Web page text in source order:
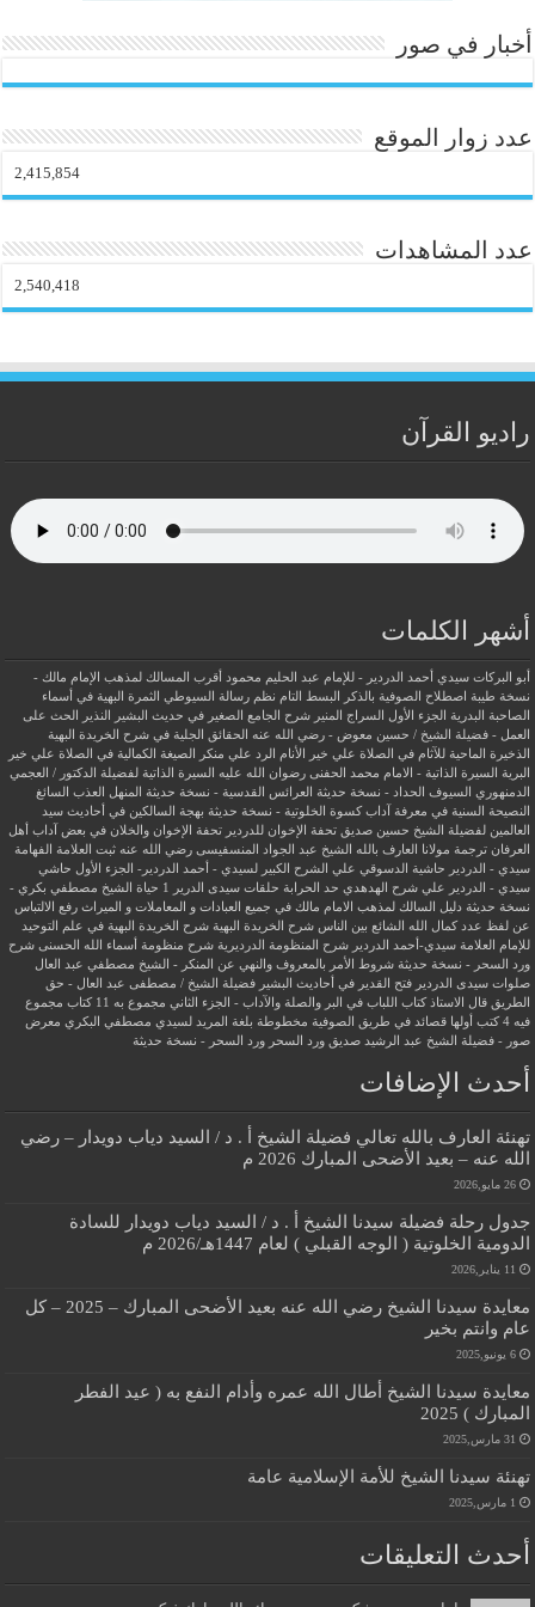
أخبار في صور
عدد زوار الموقع
2,415,854
عدد المشاهدات
2,540,418
راديو القرآن
أشهر الكلمات
أبو البركات سيدي أحمد الدردير - للإمام عبد الحليم محمود
أقرب المسالك لمذهب الإمام مالك -
نسخة طيبة اصطلاح الصوفية بالذكر البسط التام نظم رسالة السيوطي
الثمرة البهية في أسماء
الصاحبة البدرية
الجزء الأول السراج المنير شرح الجامع الصغير في حديث البشير النذير
الحث على
العمل - فضيلة الشيخ / حسين معوض - رضي الله عنه
الحقائق الجلية في شرح الخريدة البهية
الذخيرة الماحية للآثام في الصلاة علي خير الأنام
الرد علي منكر الصيغة الكمالية في الصلاة علي خير
البرية
السيرة الذاتية - الامام محمد الحفنى رضوان الله عليه
السيرة الذاتية لفضيلة الدكتور / العجمي
الدمنهوري
السيوف الحداد - نسخة حديثة العرائس القدسية - نسخة حديثة
المنهل العذب السائغ
النصيحة السنية في معرفة آداب كسوة الخلوتية - نسخة حديثة بهجة السالكين في أحاديث سيد
العالمين لفضيلة الشيخ حسين صديق
تحفة الإخوان للدردير تحفة الإخوان والخلان في بعض آداب أهل
العرفان ترجمة مولانا العارف بالله الشيخ عبد الجواد المنسفيسى رضي الله عنه ثبت العلامة الفهامة
سيدي - الدردير
حاشية الدسوقي علي الشرح الكبير لسيدي - أحمد الدردير- الجزء الأول حاشي
سيدي - الدردير علي شرح الهدهدي حد الحرابة حلقات سيدى الدرير 1
حياة الشيخ مصطفي بكري -
نسخة حديثة دليل السالك لمذهب الامام مالك في جميع العبادات و المعاملات و الميراث رفع الالتباس
عن لفظ عدد كمال الله الشائع بين الناس شرح الخريدة البهية شرح الخريدة البهية في علم التوحيد
للإمام العلامة سيدي-أحمد الدردير شرح المنظومة الدرديرية شرح منظومة أسماء الله الحسنى شرح
ورد السحر - نسخة حديثة شروط الأمر بالمعروف والنهي عن المنكر - الشيخ مصطفي عبد العال
صلوات سيدى الدردير فتح القدير في أحاديث البشير فضيلة الشيخ / مصطفى عبد العال - حق
الطريق
قال الاستاذ كتاب اللباب في البر والصلة والآداب - الجزء الثاني مجموع به 11 كتاب
مجموع
فيه 4 كتب أولها قصائد في طريق الصوفية
مخطوطة بلغة المريد لسيدي مصطفي البكري معرض
صور - فضيلة الشيخ عبد الرشيد صديق
ورد السحر ورد السحر - نسخة حديثة
أحدث الإضافات
تهنئة العارف بالله تعالي فضيلة الشيخ أ . د / السيد دياب دويدار – رضي
الله عنه – بعيد الأضحى المبارك 2026 م
26 مايو,2026
جدول رحلة فضيلة سيدنا الشيخ أ . د / السيد دياب دويدار للسادة
الدومية الخلوتية ( الوجه القبلي ) لعام 1447هـ/2026 م
11 يناير,2026
معايدة سيدنا الشيخ رضي الله عنه بعيد الأضحى المبارك – 2025 – كل
عام وانتم بخير
6 يونيو,2025
معايدة سيدنا الشيخ أطال الله عمره وأدام النفع به ( عيد الفطر
المبارك ) 2025
31 مارس,2025
تهنئة سيدنا الشيخ للأمة الإسلامية عامة
1 مارس,2025
أحدث التعليقات